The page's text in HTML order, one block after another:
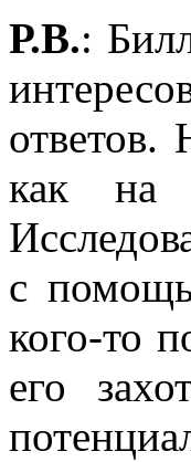
Р.В.:
ответов.
как на
с
кого-то
его